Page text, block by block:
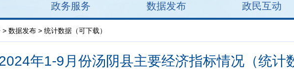
政务服务 数据发布 政民互动
> 数据发布 > 统计数据（可下载）
年1-9月份汤阴县主要经济指标情况（统计